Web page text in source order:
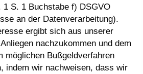
1 S. 1 Buchstabe f) DSGVO
an der Datenverarbeitung).
ergibt sich aus unserer
nachzukommen und dem
möglichen Bußgeldverfahren
indem wir nachweisen, dass wir